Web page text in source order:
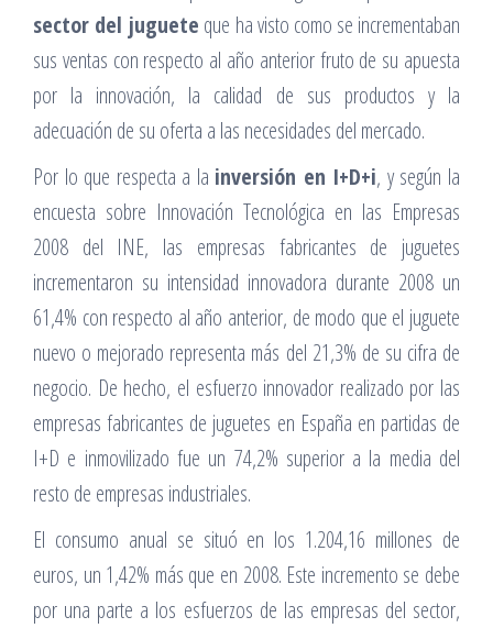
sector del juguete que ha visto como se incrementaban
sus ventas con respecto al año anterior fruto de su apuesta
por la innovación, la calidad de sus productos y la
adecuación de su oferta a las necesidades del mercado.
Por lo que respecta a la inversión en I+D+i, y según la
encuesta sobre Innovación Tecnológica en las Empresas
2008 del INE, las empresas fabricantes de juguetes
incrementaron su intensidad innovadora durante 2008 un
61,4% con respecto al año anterior, de modo que el juguete
nuevo o mejorado representa más del 21,3% de su cifra de
negocio. De hecho, el esfuerzo innovador realizado por las
empresas fabricantes de juguetes en España en partidas de
I+D e inmovilizado fue un 74,2% superior a la media del
resto de empresas industriales.
El consumo anual se situó en los 1.204,16 millones de
euros, un 1,42% más que en 2008. Este incremento se debe
por una parte a los esfuerzos de las empresas del sector,